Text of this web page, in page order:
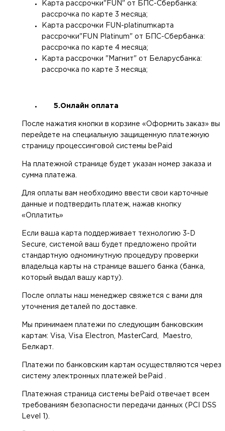
Карта рассрочки"FUN" от БПС-Сбербанка:
рассрочка по карте 3 месяца;
Карта рассрочки FUN-platinumкарта
рассрочки"FUN Platinum" от БПС-Сбербанка:
рассрочка по карте 4 месяца;
Карта рассрочки "Магнит" от Беларусбанка:
рассрочка по карте 3 месяца;
5.Онлайн оплата
После нажатия кнопки в корзине «Оформить заказ» вы
перейдете на специальную защищенную платежную
страницу процессинговой системы bePaid
На платежной странице будет указан номер заказа и
сумма платежа.
Для оплаты вам необходимо ввести свои карточные
данные и подтвердить платеж, нажав кнопку
«Оплатить»
Если ваша карта поддерживает технологию 3-D
Secure, системой ваш будет предложено пройти
стандартную одноминутную процедуру проверки
владельца карты на странице вашего банка (банка,
который выдал вашу карту).
После оплаты наш менеджер свяжется с вами для
уточнения деталей по доставке.
Мы принимаем платежи по следующим банковским
картам: Visa, Visa Electron, MasterCard, Maestro,
Белкарт.
Платежи по банковским картам осуществляются через
систему электронных платежей bePaid .
Платежная страница системы bePaid отвечает всем
требованиям безопасности передачи данных (PCI DSS
Level 1).